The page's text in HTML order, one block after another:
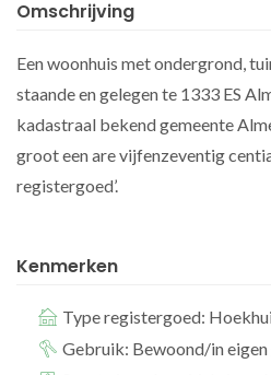
Omschrijving
Een woonhuis met ondergrond,
staande en gelegen te 1333 ES
kadastraal bekend gemeente
groot een are vijfenzeventig
registergoed’.
Kenmerken
Type registergoed:
Gebruik: Bewoond/in